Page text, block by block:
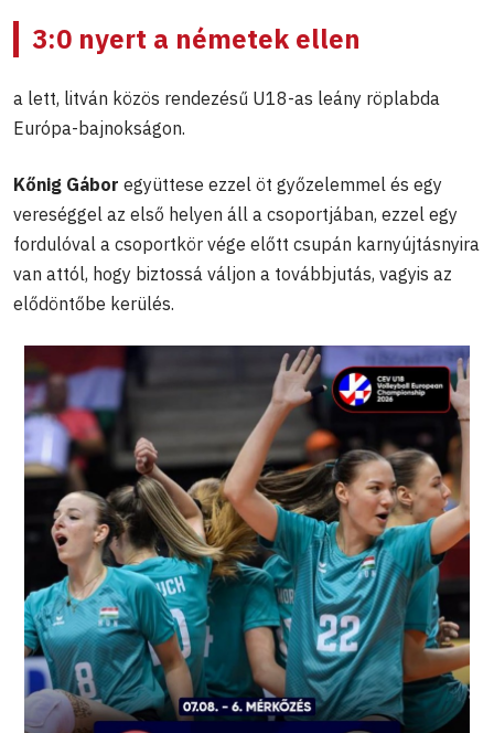
3:0 nyert a németek ellen
a lett, litván közös rendezésű U18-as leány röplabda
Európa-bajnokságon.
Kőnig Gábor együttese ezzel öt győzelemmel és egy
vereséggel az első helyen áll a csoportjában, ezzel egy
fordulóval a csoportkör vége előtt csupán karnyújtásnyira
van attól, hogy biztossá váljon a továbbjutás, vagyis az
elődöntőbe kerülés.